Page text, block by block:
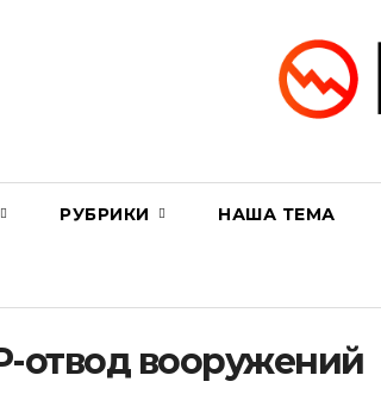
РУБРИКИ НАША ТЕМА
отвод вооружений